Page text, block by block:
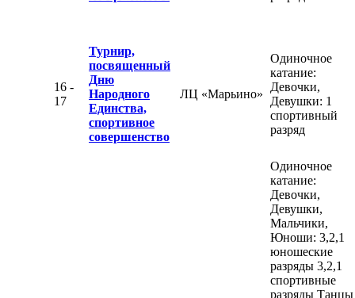
16 -
17
Турнир,
посвященный
Дню
Народного
Единства,
спортивное
совершенство
ЛЦ «Марьино»
Одиночное
катание:
Девочки,
Девушки: 1
спортивный
разряд
Одиночное
катание:
Девочки,
Девушки,
Мальчики,
Юноши: 3,2,1
юношеские
разряды 3,2,1
спортивные
разряды Танцы